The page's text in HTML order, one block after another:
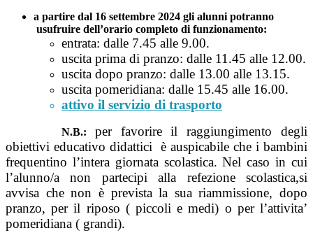
a partire dal 16 settembre 2024 gli alunni potranno
usufruire dell’orario completo di funzionamento:
entrata: dalle 7.45 alle 9.00.
uscita prima di pranzo: dalle 11.45 alle 12.00.
uscita dopo pranzo: dalle 13.00 alle 13.15.
uscita pomeridiana: dalle 15.45 alle 16.00.
attivo il servizio di trasporto
N.B.: per favorire
il raggiungimento degli
obiettivi educativo didattici è auspicabile che i bambini
frequentino l’intera giornata scolastica. Nel caso in cui
l’alunno/a non partecipi alla refezione scolastica,si
avvisa che non è prevista la sua riammissione, dopo
pranzo, per il riposo ( piccoli e medi) o per l’attivita’
pomeridiana ( grandi).